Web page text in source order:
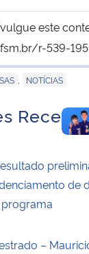
este
r-539-
NOTÍCIAS
de
–